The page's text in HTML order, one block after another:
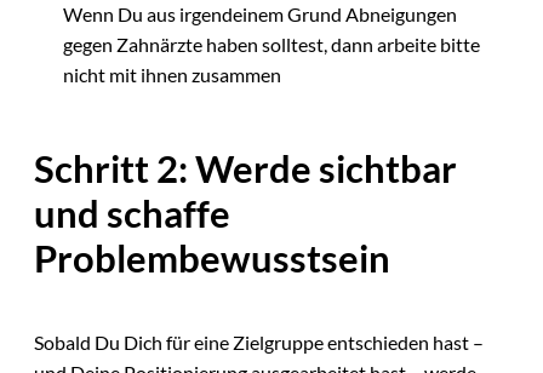
Wenn Du aus irgendeinem Grund Abneigungen
gegen Zahnärzte haben solltest, dann arbeite bitte
nicht mit ihnen zusammen
Schritt 2: Werde sichtbar
und schaffe
Problembewusstsein
Sobald Du Dich für eine Zielgruppe entschieden hast –